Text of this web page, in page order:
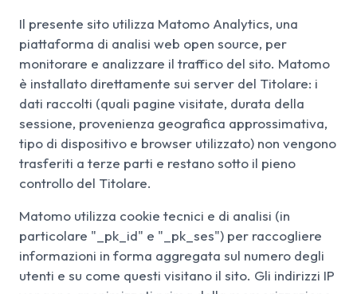
Il presente sito utilizza Matomo Analytics, una
piattaforma di analisi web open source, per
monitorare e analizzare il traffico del sito. Matomo
è installato direttamente sui server del Titolare: i
dati raccolti (quali pagine visitate, durata della
sessione, provenienza geografica approssimativa,
tipo di dispositivo e browser utilizzato) non vengono
trasferiti a terze parti e restano sotto il pieno
controllo del Titolare.
Matomo utilizza cookie tecnici e di analisi (in
particolare "_pk_id" e "_pk_ses") per raccogliere
informazioni in forma aggregata sul numero degli
utenti e su come questi visitano il sito. Gli indirizzi IP